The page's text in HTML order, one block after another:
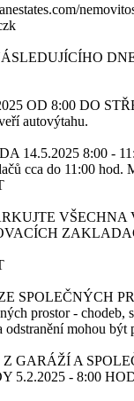
OD 8:00 DO
autovýtahu.
14.5.2025 8:00 -
cca do 11:00
SPOLEČNÝCH
prostor -
odstranění mohou
A
5.2.2025 - 8:00